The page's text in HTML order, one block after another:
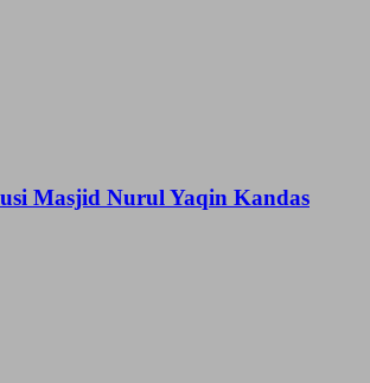
Masjid Nurul Yaqin Kandas